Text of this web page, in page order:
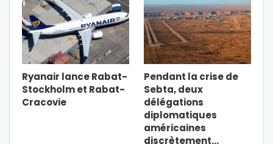
Ryanair lance Rabat-
Stockholm et Rabat-
Cracovie
Pendant la crise de
Sebta, deux
délégations
diplomatiques
américaines
discrètement…